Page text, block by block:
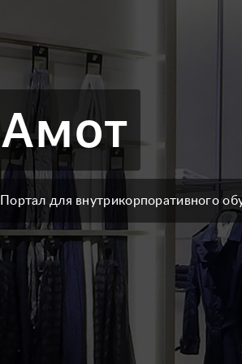
Амот
Портал для внутрикорпоративного